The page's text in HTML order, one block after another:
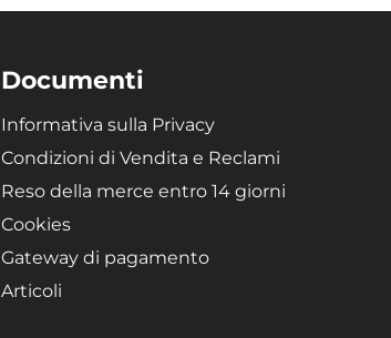
Documenti
Informativa sulla Privacy
Condizioni di Vendita e Reclami
Reso della merce entro 14 giorni
Cookies
Gateway di pagamento
Articoli